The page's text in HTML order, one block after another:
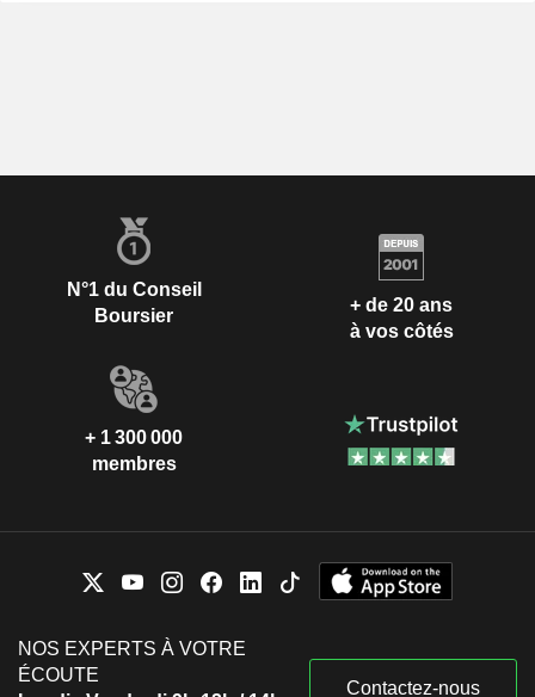
N°1 du Conseil
Boursier
+ de 20 ans
à vos côtés
+ 1 300 000
membres
NOS EXPERTS À VOTRE
ÉCOUTE
Contactez-nous